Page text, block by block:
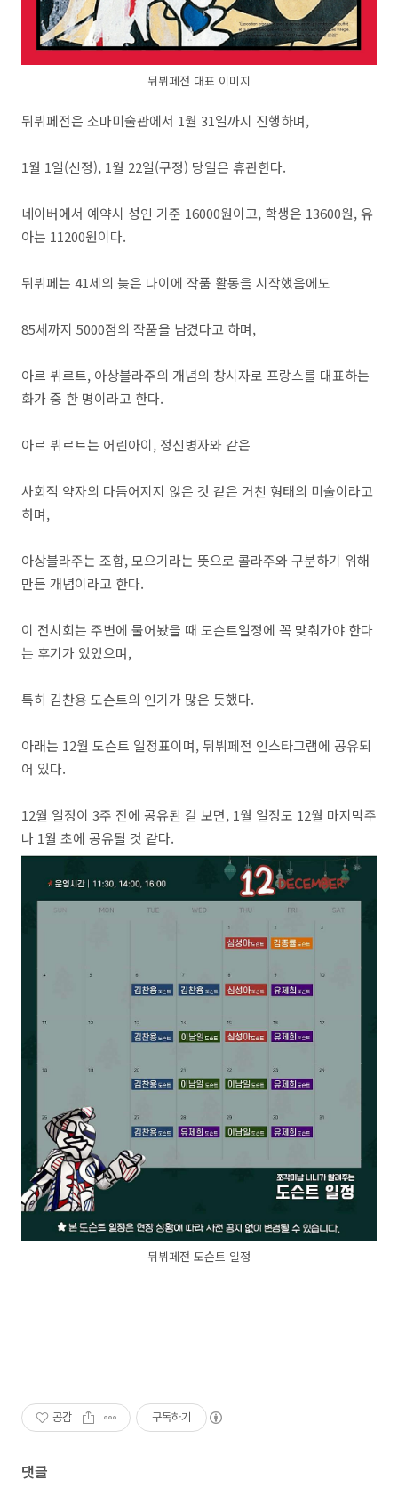
뒤뷔페전 대표 이미지
뒤뷔페전은 소마미술관에서 1월 31일까지 진행하며,
1월 1일(신정), 1월 22일(구정) 당일은 휴관한다.
네이버에서 예약시 성인 기준 16000원이고, 학생은 13600원, 유
아는 11200원이다.
뒤뷔페는 41세의 늦은 나이에 작품 활동을 시작했음에도
85세까지 5000점의 작품을 남겼다고 하며,
아르 뷔르트, 아상블라주의 개념의 창시자로 프랑스를 대표하는
화가 중 한 명이라고 한다.
아르 뷔르트는 어린아이, 정신병자와 같은
사회적 약자의 다듬어지지 않은 것 같은 거친 형태의 미술이라고
하며,
아상블라주는 조합, 모으기라는 뜻으로 콜라주와 구분하기 위해
만든 개념이라고 한다.
이 전시회는 주변에 물어봤을 때 도슨트일정에 꼭 맞춰가야 한다
는 후기가 있었으며,
특히 김찬용 도슨트의 인기가 많은 듯했다.
아래는 12월 도슨트 일정표이며, 뒤뷔페전 인스타그램에 공유되
어 있다.
12월 일정이 3주 전에 공유된 걸 보면, 1월 일정도 12월 마지막주
나 1월 초에 공유될 것 같다.
뒤뷔페전 도슨트 일정
공감 구독하기
댓글